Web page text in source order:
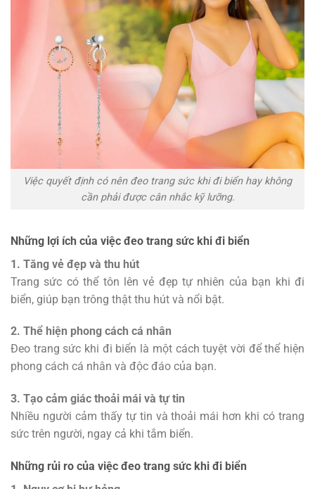
Việc quyết định có nên đeo trang sức khi đi biển hay không
cần phải được cân nhắc kỹ lưỡng.
Những lợi ích của việc đeo trang sức khi đi biển
1. Tăng vẻ đẹp và thu hút
Trang sức có thể tôn lên vẻ đẹp tự nhiên của bạn khi đi
biển, giúp bạn trông thật thu hút và nổi bật.
2. Thể hiện phong cách cá nhân
Đeo trang sức khi đi biển là một cách tuyệt vời để thể hiện
phong cách cá nhân và độc đáo của bạn.
3. Tạo cảm giác thoải mái và tự tin
Nhiều người cảm thấy tự tin và thoải mái hơn khi có trang
sức trên người, ngay cả khi tắm biển.
Những rủi ro của việc đeo trang sức khi đi biển